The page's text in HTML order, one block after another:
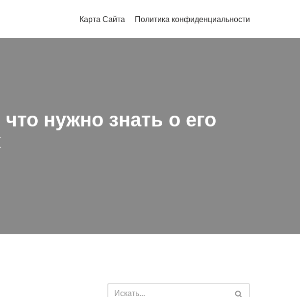
Карта Сайта Политика конфиденциальности
нужно знать о его